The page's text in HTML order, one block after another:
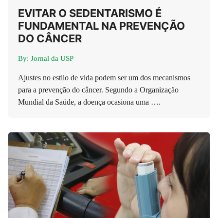
EVITAR O SEDENTARISMO É
FUNDAMENTAL NA PREVENÇÃO
DO CÂNCER
By: Jornal da USP
Ajustes no estilo de vida podem ser um dos mecanismos
para a prevenção do câncer. Segundo a Organização
Mundial da Saúde, a doença ocasiona uma ….